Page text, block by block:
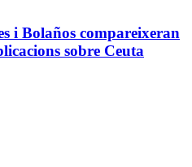
i Bolaños compareixeran
sobre Ceuta